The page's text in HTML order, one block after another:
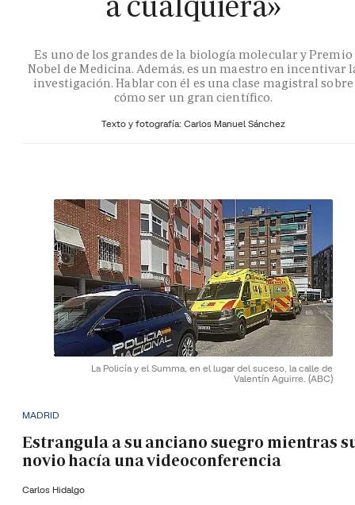
Es uno de los grandes de la biología molecular y Premio
Nobel de Medicina. Además, es un maestro en incentivar
investigación. Hablar con él es una clase magistral sobre
cómo ser un gran científico.
Texto y fotografía: Carlos Manuel Sánchez
La Policía y el Summa, en el lugar del suceso, la calle de
Valentín Aguirre. (ABC)
MADRID
Estrangula a su anciano suegro mientras
novio hacía una videoconferencia
Carlos Hidalgo